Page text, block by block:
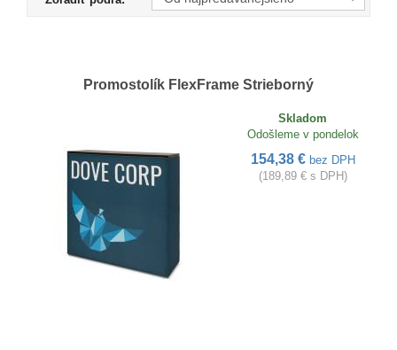
Promostolík FlexFrame Strieborný
Skladom
Odošleme v pondelok
154,38 € bez DPH
(189,89 € s DPH)